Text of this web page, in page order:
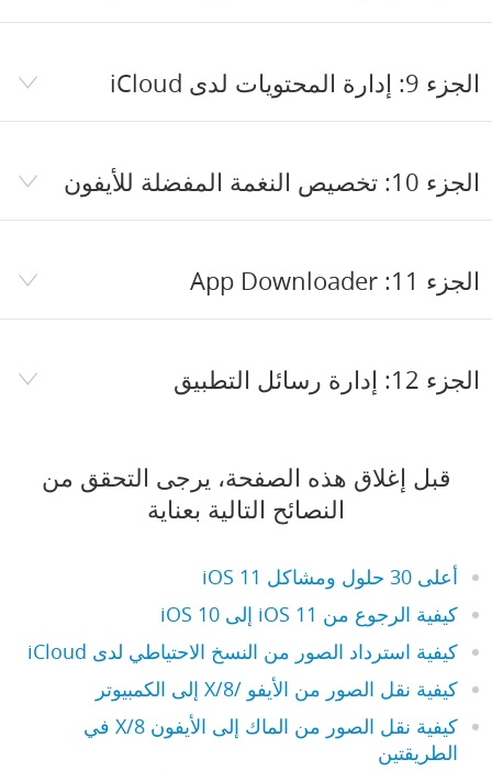
الجزء 9: إدارة المحتويات لدى iCloud
الجزء 10: تخصيص النغمة المفضلة للأيفون
الجزء 11: App Downloader
الجزء 12: إدارة رسائل التطبيق
قبل إغلاق هذه الصفحة، يرجى التحقق من
النصائح التالية بعناية
أعلى 30 حلول ومشاكل iOS 11
كيفية الرجوع من iOS 11 إلى iOS 10
كيفية استرداد الصور من النسخ الاحتياطي لدى iCloud
كيفية نقل الصور من الأيفو /8/X إلى الكمبيوتر
كيفية نقل الصور من الماك إلى الأيفون 8/X في
الطريقتين